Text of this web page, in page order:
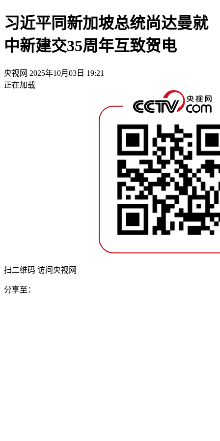
习近平同新加坡总统尚达曼就
中新建交35周年互致贺电
央视网 2025年10月03日 19:21
正在加载
扫二维码 访问央视网
分享至：